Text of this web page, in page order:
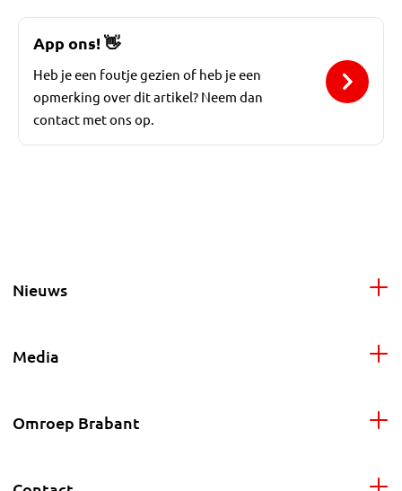
App ons!👋
Heb je een foutje gezien of heb je een
opmerking over dit artikel? Neem dan
contact met ons op.
Nieuws
Media
Omroep Brabant